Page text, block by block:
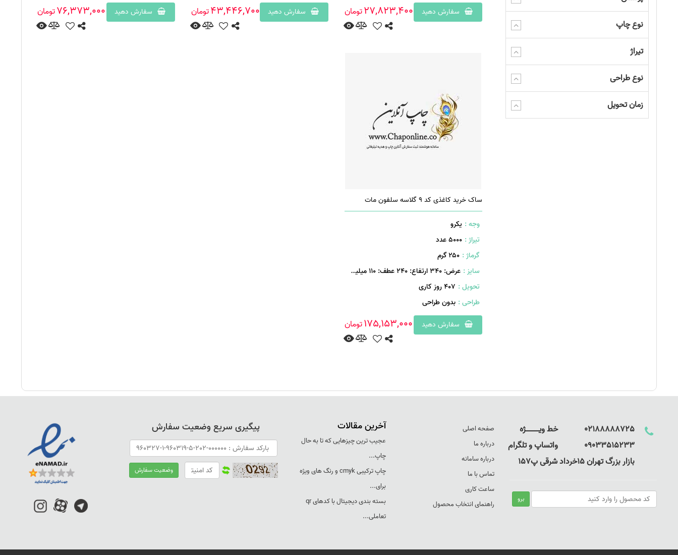
نوع چاپ
تیراژ
نوع طراحی
زمان تحویل
سفارش دهید
27,823,400تومان
سفارش دهید
43,446,700تومان
سفارش دهید
76,373,000تومان
ساک خرید کاغذی کد 9 گلاسه سلفون مات
وجه : یکرو
تیراژ : 5000 عدد
گرماژ : ۲۵۰ گرم
سایز : عرض: 340 ارتفاع: 240 عطف: 110 میلیمتر
تحویل : 407 روز کاری
طراحی : بدون طراحی
سفارش دهید
175,153,000تومان
02188888725 خط ویـــــــــــــژه
09033515233 واتساپ و تلگرام
بازار بزرگ تهران 15خرداد شرقی پ157
صفحه اصلی
درباره ما
درباره سامانه
تماس با ما
ساعت کاری
راهنمای انتخاب محصول
آخرین مقالات
عجيب ترين چيزهايی که تا به حال
چاپ...
چاپ ترکيبی cmyk و رنگ های ويژه
برای...
بسته بندی ديجيتال با کدهای qr
تعاملی...
پیگیری سریع وضعیت سفارش